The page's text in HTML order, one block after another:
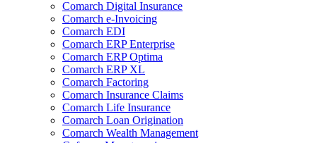
Comarch Digital Insurance
Comarch e-Invoicing
Comarch EDI
Comarch ERP Enterprise
Comarch ERP Optima
Comarch ERP XL
Comarch Factoring
Comarch Insurance Claims
Comarch Life Insurance
Comarch Loan Origination
Comarch Wealth Management